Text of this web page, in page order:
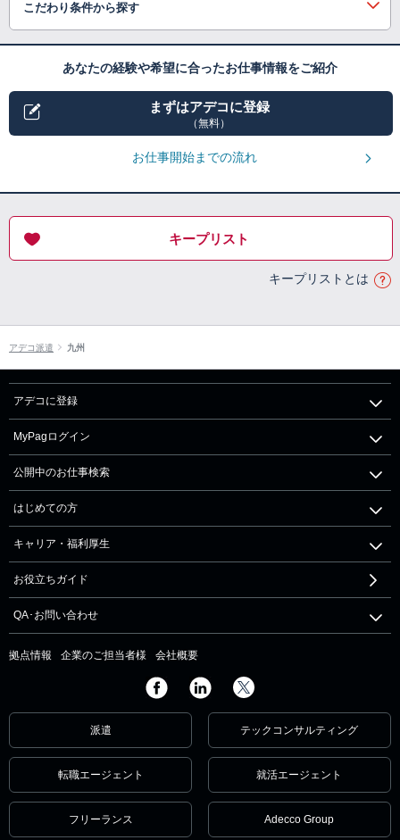
こだわり条件から探す
あなたの経験や希望に合ったお仕事情報をご紹介
まずはアデコに登録
（無料）
お仕事開始までの流れ
キープリスト
キープリストとは
アデコ派遣 九州
アデコに登録
MyPagログイン
公開中のお仕事検索
はじめての方
キャリア・福利厚生
お役立ちガイド
QA･お問い合わせ
拠点情報 企業のご担当者様 会社概要
派遣 テックコンサルティング
転職エージェント 就活エージェント
フリーランス Adecco Group